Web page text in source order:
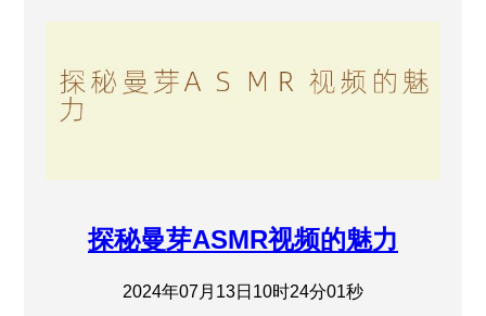
探秘曼芽ASMR视频的魅力
2024年07月13日10时24分01秒